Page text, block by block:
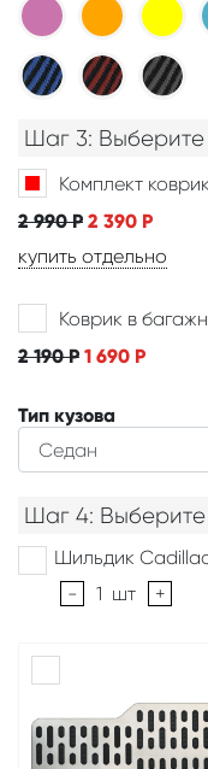
Шаг 3:
Комплект
2 990Р 2 390 Р
купить отдельно
Коврик в
2 190Р 1 690 Р
Тип кузова
Шаг 4: Выберите
Шильдик
-
1 шт +